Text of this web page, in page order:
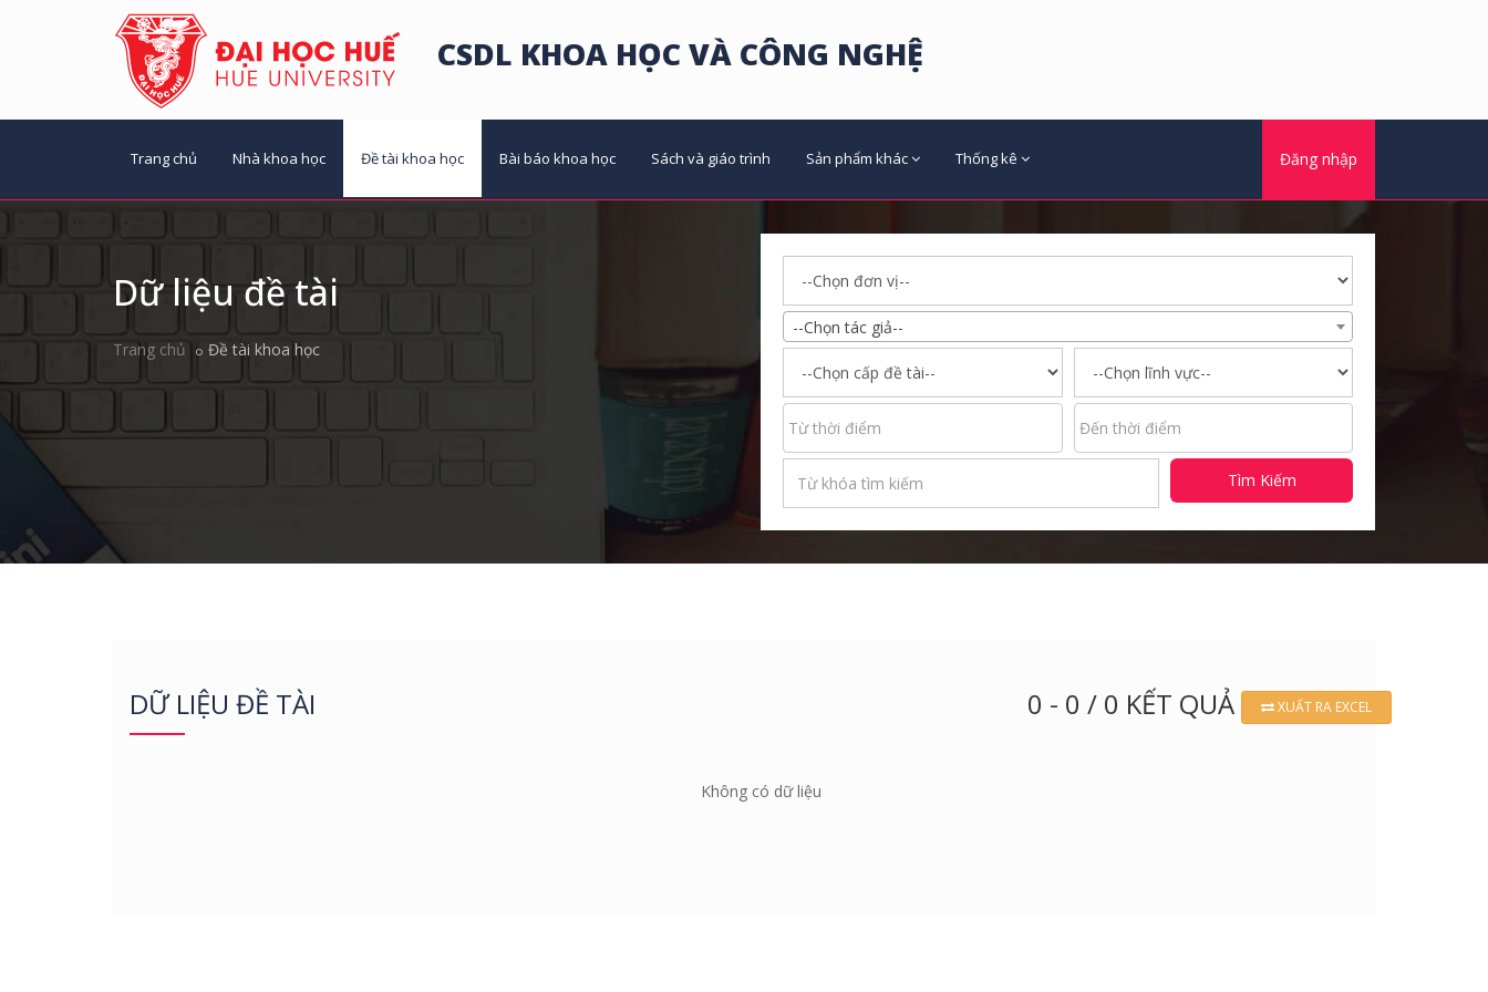
CSDL KHOA HỌC VÀ CÔNG NGHỆ
Trang chủ Nhà khoa học Đề tài khoa học Bài báo khoa học Sách và giáo trình Sản phẩm khác Thống kê Đăng nhập
Dữ liệu đề tài
Trang chủ Đề tài khoa học
--Chọn tác giả--
Tìm Kiếm
DỮ LIỆU ĐỀ TÀI 0 - 0 / 0 KẾT QUẢ XUẤT RA EXCEL
Không có dữ liệu